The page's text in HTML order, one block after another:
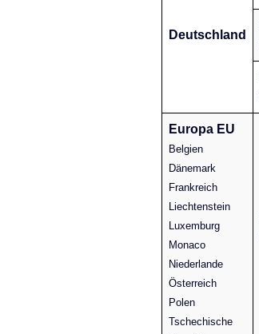
Deutschland
Europa EU
Belgien
Dänemark
Frankreich
Liechtenstein
Luxemburg
Monaco
Niederlande
Österreich
Polen
Tschechische